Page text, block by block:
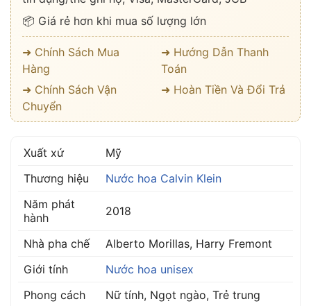
📦 Giá rẻ hơn khi mua số lượng lớn
➜ Chính Sách Mua
Hàng
➜ Hướng Dẫn Thanh
Toán
➜ Chính Sách Vận
Chuyển
➜ Hoàn Tiền Và Đổi Trả
Xuất xứ
Mỹ
Thương hiệu
Nước hoa Calvin Klein
Năm phát
hành
2018
Nhà pha chế
Alberto Morillas, Harry Fremont
Giới tính
Nước hoa unisex
Phong cách
Nữ tính, Ngọt ngào, Trẻ trung